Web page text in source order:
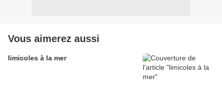
Vous aimerez aussi
limicoles à la mer